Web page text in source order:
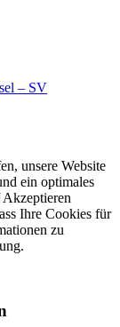
– SV
unsere Website
ein optimales
Ihre Cookies für
zu